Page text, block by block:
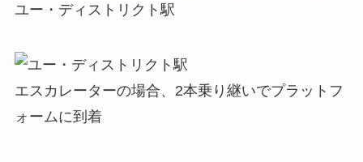
ユー・ディストリクト駅
エスカレーターの場合、2本乗り継いでプラットフ
ォームに到着